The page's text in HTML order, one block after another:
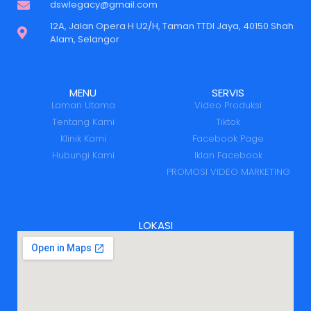
dswlegacy@gmail.com
12A, Jalan Opera H U2/H, Taman TTDI Jaya, 40150 Shah
Alam, Selangor
MENU
Laman Utama
Tentang Kami
Klinik Kami
Hubungi Kami
SERVIS
Video Produksi
Tiktok
Facebook Page
Iklan Facebook
PROMOSI VIDEO MARKETING
LOKASI